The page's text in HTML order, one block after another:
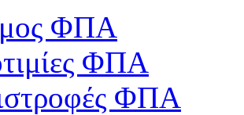
ΦΠΑ
ΦΠΑ
ΦΠΑ